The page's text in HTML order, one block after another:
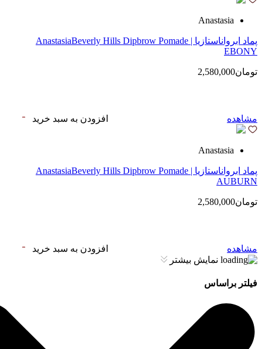
Anastasia
پماد ابرواناستازیا | AnastasiaBeverly Hills Dipbrow Pomade
EBONY
تومان2,580,000
مشاهده افزودن به سبد خرید
Anastasia
پماد ابرواناستازیا | AnastasiaBeverly Hills Dipbrow Pomade
AUBURN
تومان2,580,000
مشاهده
افزودن به سبد خرید
نمایش بیشتر
فیلتر براساس